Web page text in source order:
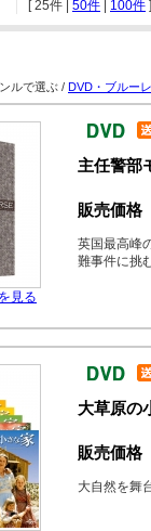
[ 25件 50件 100件 ]
ルで選ぶ / DVD・ブルー
見る
主任警部
販売価格
英国最高峰
難事件に挑
大草原の
販売価格
大自然を舞